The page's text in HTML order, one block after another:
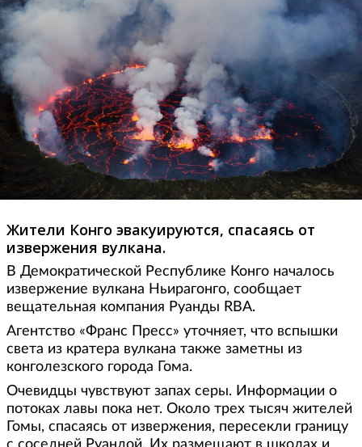
Жители Конго эвакуируются, спасаясь от
извержения вулкана.
В Демократической Республике Конго началось
извержение вулкана Ньирагонго, сообщает
вещательная компания Руанды RBA.
Агентство «Франс Пресс» уточняет, что вспышки
света из кратера вулкана также заметны из
конголезского города Гома.
Очевидцы чувствуют запах серы. Информации о
потоках лавы пока нет. Около трех тысяч жителей
Гомы, спасаясь от извержения, пересекли границу